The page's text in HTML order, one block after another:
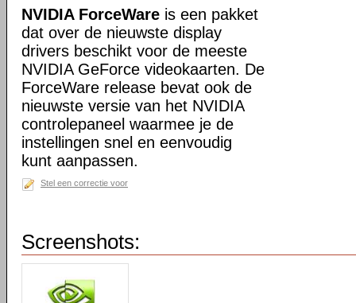
NVIDIA ForceWare is een pakket
dat over de nieuwste display
drivers beschikt voor de meeste
NVIDIA GeForce videokaarten. De
ForceWare release bevat ook de
nieuwste versie van het NVIDIA
controlepaneel waarmee je de
instellingen snel en eenvoudig
kunt aanpassen.
Stel een correctie voor
Screenshots: